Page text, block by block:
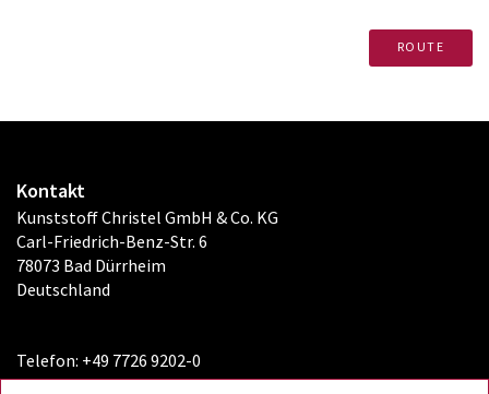
ROUTE
Kontakt
Kunststoff Christel GmbH & Co. KG
Carl-Friedrich-Benz-Str. 6
78073 Bad Dürrheim
Deutschland
Telefon: +49 7726 9202-0
Fax: +49 7726 9202-8110